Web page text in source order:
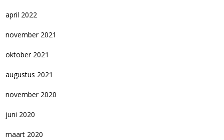
april 2022
november 2021
oktober 2021
augustus 2021
november 2020
juni 2020
maart 2020